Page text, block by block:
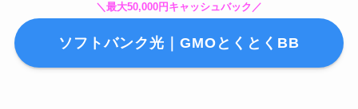
＼最大50,000円キャッシュバック／
ソフトバンク光｜GMOとくとくBB